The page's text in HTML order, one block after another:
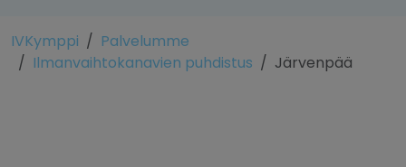
IVKymppi
Palvelumme
Ilmanvaihtokanavien puhdistus
Järvenpää